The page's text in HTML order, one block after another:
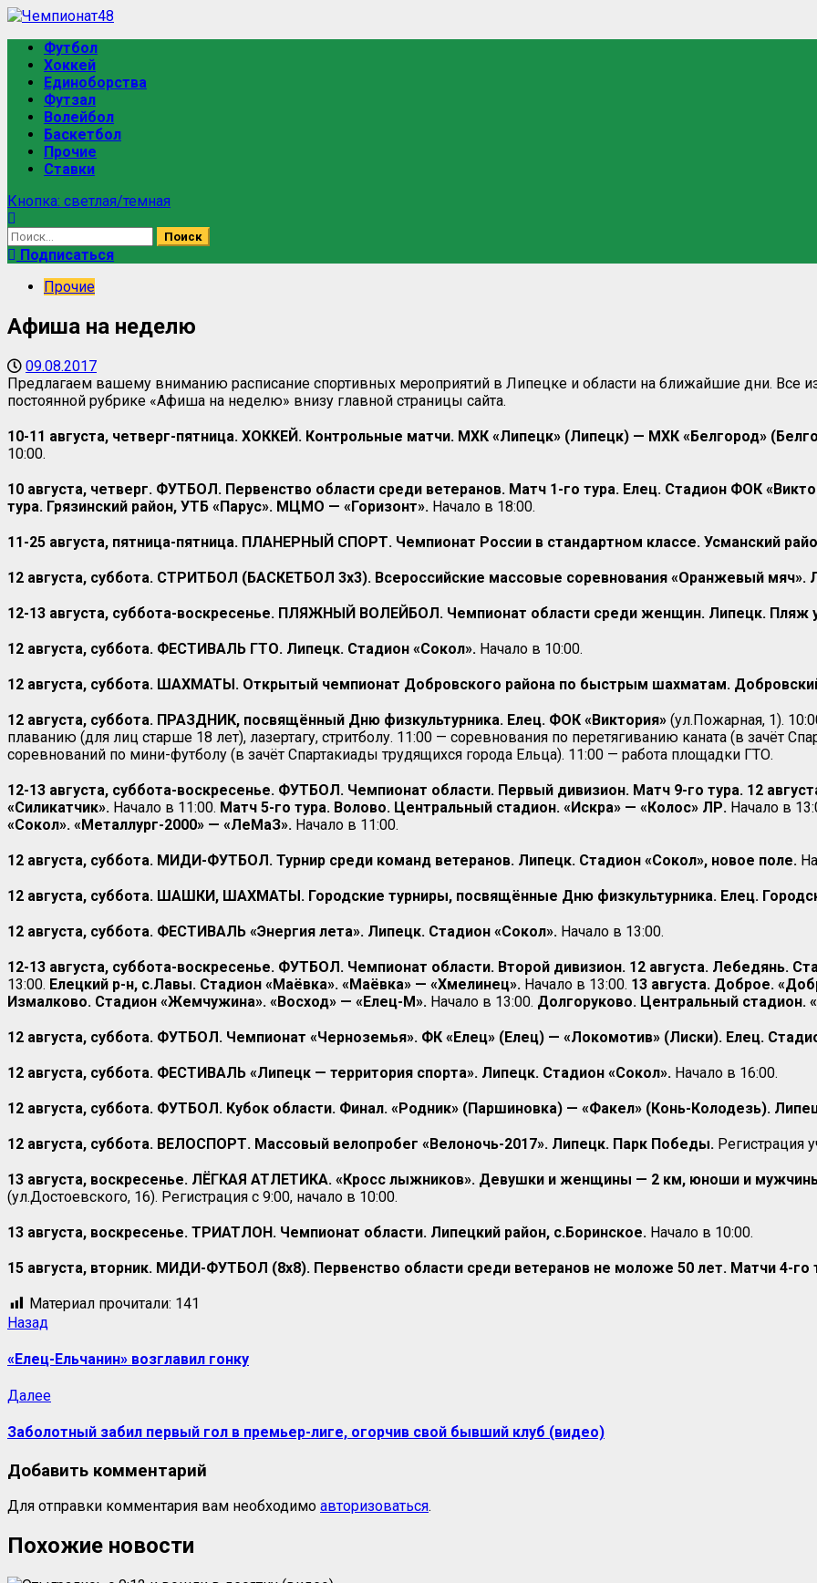
Футбол
Хоккей
Единоборства
Футзал
Волейбол
Баскетбол
Прочие
Ставки
Кнопка: светлая/темная
Подписаться
Прочие
Афиша на неделю
09.08.2017
Предлагаем вашему вниманию расписание спортивных мероприятий в Липецке и области на ближайшие дни. Все
постоянной рубрике «Афиша на неделю» внизу главной страницы сайта.
10-11 августа, четверг-пятница. ХОККЕЙ. Контрольные матчи. МХК «Липецк» (Липецк) — МХК «Белгород»
10:00.
10 августа, четверг. ФУТБОЛ. Первенство области среди ветеранов. Матч 1-го тура. Елец. Стадион ФОК
тура. Грязинский район, УТБ «Парус». МЦМО — «Горизонт». Начало в 18:00.
11-25 августа, пятница-пятница. ПЛАНЕРНЫЙ СПОРТ. Чемпионат России в стандартном классе. Усманский
12 августа, суббота. СТРИТБОЛ (БАСКЕТБОЛ 3х3). Всероссийские массовые соревнования «Оранжевый мяч».
12-13 августа, суббота-воскресенье. ПЛЯЖНЫЙ ВОЛЕЙБОЛ. Чемпионат области среди женщин. Липецк. Пляж
12 августа, суббота. ФЕСТИВАЛЬ ГТО. Липецк. Стадион «Сокол». Начало в 10:00.
12 августа, суббота. ШАХМАТЫ. Открытый чемпионат Добровского района по быстрым шахматам.
12 августа, суббота. ПРАЗДНИК, посвящённый Дню физкультурника. Елец. ФОК «Виктория» (ул.Пожарная, 1).
плаванию (для лиц старше 18 лет), лазертагу, стритболу. 11:00 — соревнования по перетягиванию каната (в зачёт
соревнований по мини-футболу (в зачёт Спартакиады трудящихся города Ельца). 11:00 — работа площадки ГТО.
12-13 августа, суббота-воскресенье. ФУТБОЛ. Чемпионат области. Первый дивизион. Матч 9-го тура. 12
«Силикатчик». Начало в 11:00. Матч 5-го тура. Волово. Центральный стадион. «Искра» — «Колос» ЛР. Начало в
«Сокол». «Металлург-2000» — «ЛеМаЗ». Начало в 11:00.
12 августа, суббота. МИДИ-ФУТБОЛ. Турнир среди команд ветеранов. Липецк. Стадион «Сокол», новое поле.
12 августа, суббота. ШАШКИ, ШАХМАТЫ. Городские турниры, посвящённые Дню физкультурника. Елец.
12 августа, суббота. ФЕСТИВАЛЬ «Энергия лета». Липецк. Стадион «Сокол». Начало в 13:00.
12-13 августа, суббота-воскресенье. ФУТБОЛ. Чемпионат области. Второй дивизион. 12 августа. Лебедянь.
13:00. Елецкий р-н, с.Лавы. Стадион «Маёвка». «Маёвка» — «Хмелинец». Начало в 13:00. 13 августа. Доброе.
Измалково. Стадион «Жемчужина». «Восход» — «Елец-М». Начало в 13:00. Долгоруково. Центральный стадион.
12 августа, суббота. ФУТБОЛ. Чемпионат «Черноземья». ФК «Елец» (Елец) — «Локомотив» (Лиски). Елец.
12 августа, суббота. ФЕСТИВАЛЬ «Липецк — территория спорта». Липецк. Стадион «Сокол». Начало в 16:00.
12 августа, суббота. ФУТБОЛ. Кубок области. Финал. «Родник» (Паршиновка) — «Факел» (Конь-Колодезь).
12 августа, суббота. ВЕЛОСПОРТ. Массовый велопробег «Велоночь-2017». Липецк. Парк Победы. Регистрация
13 августа, воскресенье. ЛЁГКАЯ АТЛЕТИКА. «Кросс лыжников». Девушки и женщины — 2 км, юноши и
(ул.Достоевского, 16). Регистрация с 9:00, начало в 10:00.
13 августа, воскресенье. ТРИАТЛОН. Чемпионат области. Липецкий район, с.Боринское. Начало в 10:00.
15 августа, вторник. МИДИ-ФУТБОЛ (8х8). Первенство области среди ветеранов не моложе 50 лет. Матчи 4-го
Материал прочитали: 141
Назад
«Елец-Ельчанин» возглавил гонку
Далее
Заболотный забил первый гол в премьер-лиге, огорчив свой бывший клуб (видео)
Добавить комментарий
Для отправки комментария вам необходимо авторизоваться.
Похожие новости